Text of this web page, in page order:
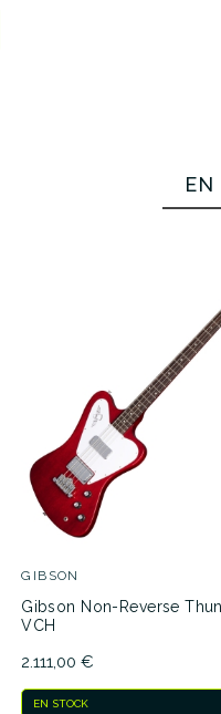
GIBSON
Gibson Non-Reverse
VCH
2.111,00 €
EN STOCK